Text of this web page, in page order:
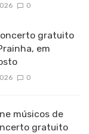
0
gratuito
em
0
músicos de
gratuito